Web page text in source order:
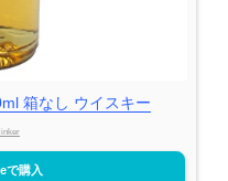
箱なし ウイスキー
で購入